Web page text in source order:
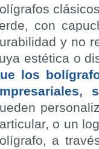
con
y no
estética o
los
o un
a